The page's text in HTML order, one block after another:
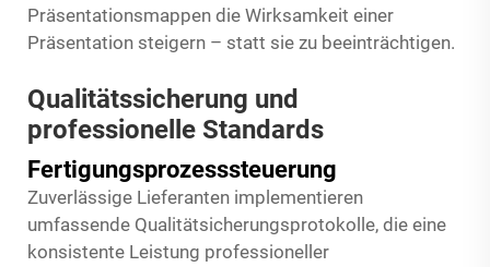
Präsentationsmappen die Wirksamkeit einer
Präsentation steigern – statt sie zu beeinträchtigen.
Qualitätssicherung und
professionelle Standards
Fertigungsprozesssteuerung
Zuverlässige Lieferanten implementieren
umfassende Qualitätsicherungsprotokolle, die eine
konsistente Leistung professioneller